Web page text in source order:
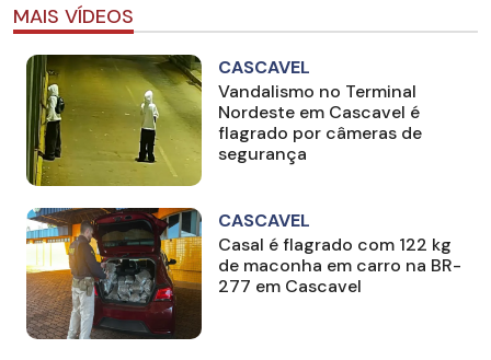
MAIS VÍDEOS
CASCAVEL
Vandalismo no Terminal
Nordeste em Cascavel é
flagrado por câmeras de
segurança
CASCAVEL
Casal é flagrado com 122 kg
de maconha em carro na BR-
277 em Cascavel